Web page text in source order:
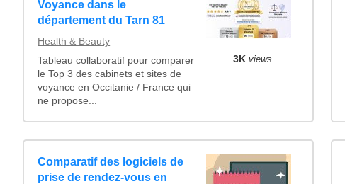
Voyance dans le
département du Tarn 81
Health & Beauty
Tableau collaboratif pour comparer
le Top 3 des cabinets et sites de
voyance en Occitanie / France qui
ne propose...
3K views
Comparatif des logiciels de
prise de rendez-vous en